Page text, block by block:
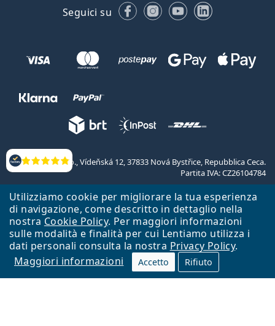
Utilizziamo cookie per migliorare la tua esperienza
di navigazione, come descritto in dettaglio nella
nostra Cookie Policy. Per maggiori informazioni
sulle modalità e finalità per cui Lentiamo utilizza i
dati personali consulta la nostra Privacy Policy.
Maggiori informazioni
Accetto Rifiuto
Valutazione
Seguici su FacebookInstagram
YouTubeLinkedIn
Lentiamo s.r.o., Vídeňská 12, 37833 Nová Bystřice, Repubblica Ceca.
Partita IVA: CZ26104784
Torna alla Home Page
Vai all'inizio
Il sito Lentiamo.it è proprietà di Lentiamo s.r.o., che ne detiene la
gestione.
Online - per te - da 18 anni!